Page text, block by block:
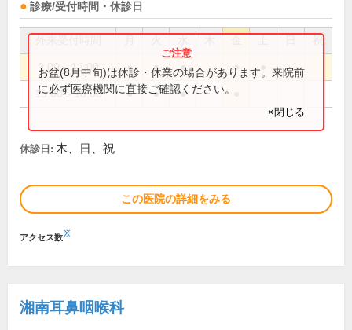
診療/受付時間・休診日
祝
9:00～12:00 ● ● ● ●
15:00～18:00 ● ● ●
お盆(8月中旬)は休診・休業の場合があります。来院前
に必ず医療機関に直接ご確認ください。
×閉じる
休診日: 木、日、祝
この医院の詳細をみる
アクセス数※
湘南耳鼻咽喉科